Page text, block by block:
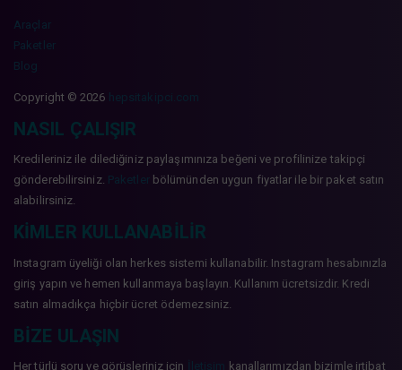
Araçlar
Paketler
Blog
Copyright © 2026 hepsitakipci.com
NASIL ÇALIŞIR
Kredileriniz ile dilediğiniz paylaşımınıza beğeni ve profilinize takipçi
gönderebilirsiniz. Paketler bölümünden uygun fiyatlar ile bir paket satın
alabilirsiniz.
KIMLER KULLANABILIR
Instagram üyeliği olan herkes sistemi kullanabilir. Instagram hesabınızla
giriş yapın ve hemen kullanmaya başlayın. Kullanım ücretsizdir. Kredi
satın almadıkça hiçbir ücret ödemezsiniz.
BIZE ULAŞIN
Her türlü soru ve görüşleriniz için kanallarımızdan bizimle irtibat